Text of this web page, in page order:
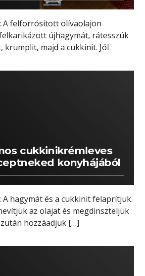
A felforrósított olívaolajon
újhagymát, rátesszük
majd a cukkinit. Jól
cukkinikrémleves
konyhájából
A hagymát és a cukkinit felaprítjuk.
az olajat és megdinszteljük
hozzáadjuk […]